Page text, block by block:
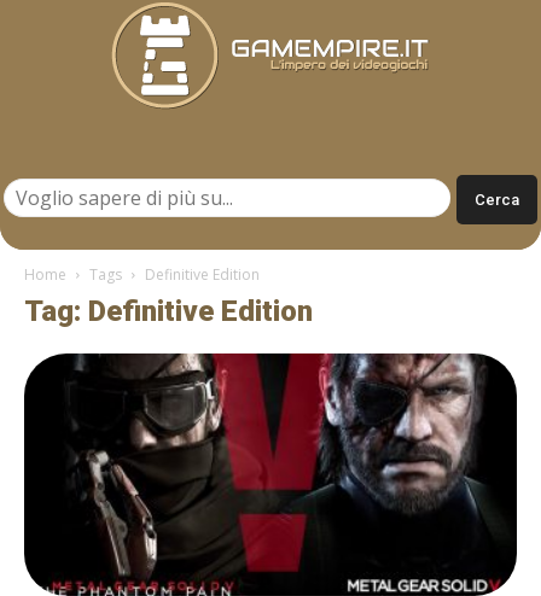
Home Tags Definitive Edition
Tag: Definitive Edition